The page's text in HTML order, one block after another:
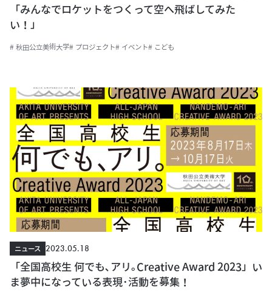
「みんなでロケットをつくって空へ飛ばしてみた
い！」
# 秋田公立美術大学# プロジェクト# イベント# こども
ニュース
2023.05.18
「全国高校生 何でも､アリ｡Creative Award 2023」い
ま夢中になっている表現･活動を募集！